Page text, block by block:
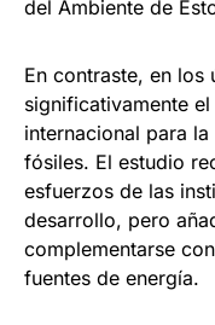
del Ambiente de
En contraste, en los
significativamente
internacional para
fósiles. El estudio
esfuerzos de las
desarrollo, pero
complementarse
fuentes de energía.